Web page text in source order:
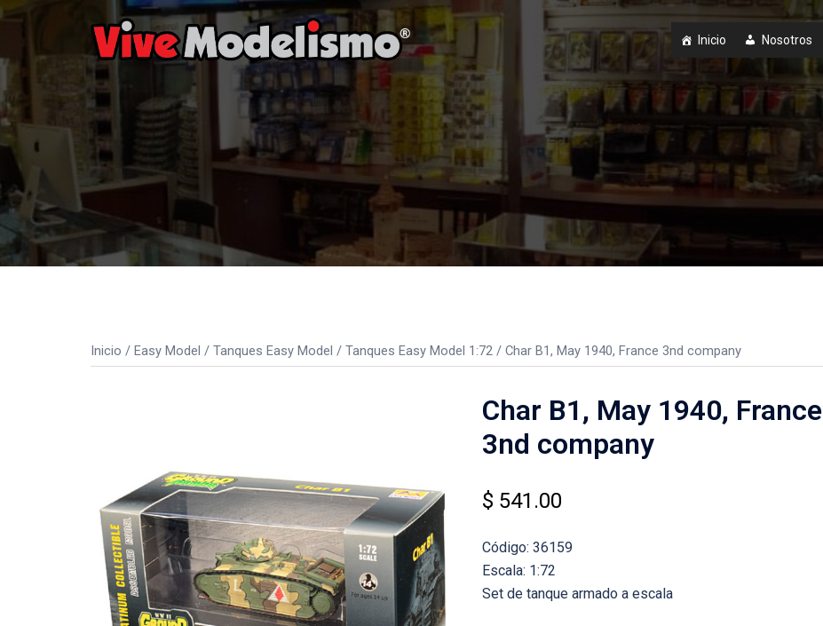
Saltar
contenido
Inicio Nosotros
Inicio / Easy Model / Tanques Easy Model / Tanques Easy Model 1:72 / Char B1, May 1940, France 3nd company
Char B1, May 1940, France
3nd company
$ 541.00
Código: 36159
Escala: 1:72
Set de tanque armado a escala